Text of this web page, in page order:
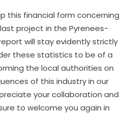
this financial form concerning
project in the Pyrenees-
will stay evidently strictly
these statistics to be of a
the local authorities on
of this industry in our
your collaboration and
to welcome you again in